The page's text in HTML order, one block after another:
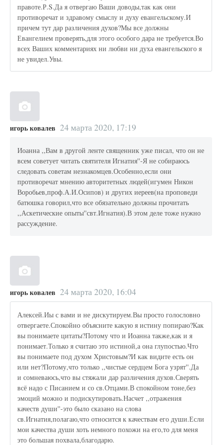
правоте.Р.S.Да я отвергаю Ваши доводы,так как они
противоречат и здравому смыслу и духу евангельскому.И
причем тут дар различения духов?Мы все должны
Евангелием проверять,для этого особого дара не требуется.Во
всех Ваших комментариях ни любви ни духа евангельского я
не увидел.Увы.
игорь ковалев 24 марта 2020, 17:19
Иоанна ,,Вам в другой ленте священник уже писал, что он не
всем советует читать святителя Игнатия''-Я не собираюсь
следовать советам незнакомцев.Особенно,если они
противоречат мнению авторитетных людей(игумен Никон
Воробьев,проф.А.И.Осипов) и других иереев(на проповеди
батюшка говорил,что все обязательно должны прочитать
,,Аскетические опыты''свт.Игнатия).В этом деле тоже нужно
рассуждение.
игорь ковалев 24 марта 2020, 16:04
Алексей.Иы с вами и не дискутируем.Вы просто голословно
отвергаете.Спокойно объясните какую я истину попираю?Как
вы понимаете цитаты?Потому что и Иоанна также,как и я
понимает.Только я считаю это истиной,а она глупостью.Что
вы понимаете под духом Христовым?И как видите есть он
или нет?Потому,что только ,,чистые сердцем Бога узрят''.Да
и сомневаюсь,что вы стяжали дар различения духов.Сверять
всё надо с Писанием и со св.Отцами.В спокойном тоне,без
эмоций можно и подискутировать.Насчет ,,отражения
качеств души''-это было сказано на слова
св.Игнатия,полагаю,что относится к качествам его души.Если
мои качества души хоть немного похожи на его,то для меня
это большая похвала,благодарю.